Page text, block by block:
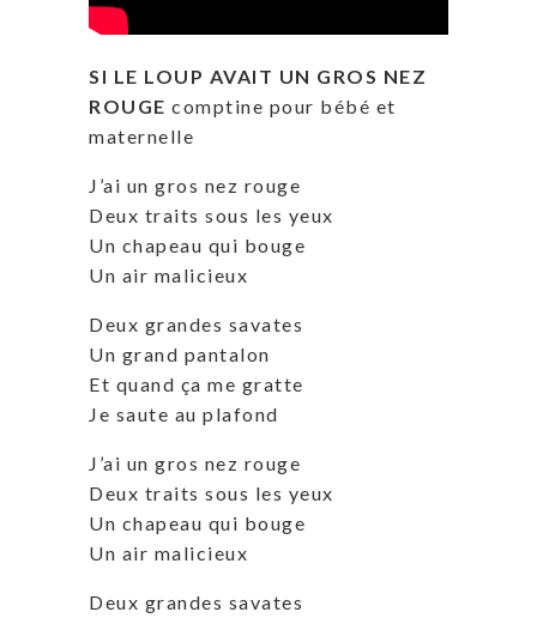
SI LE LOUP AVAIT UN GROS NEZ
ROUGE comptine pour bébé et
maternelle
J’ai un gros nez rouge
Deux traits sous les yeux
Un chapeau qui bouge
Un air malicieux
Deux grandes savates
Un grand pantalon
Et quand ça me gratte
Je saute au plafond
J’ai un gros nez rouge
Deux traits sous les yeux
Un chapeau qui bouge
Un air malicieux
Deux grandes savates